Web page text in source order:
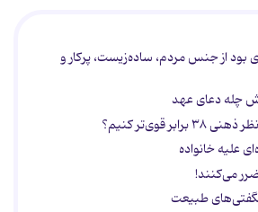
بود از جنس مردم، ساده‌زیست، پرکار و
چله دعای عهد
قوی‌تر کنیم؟
ضرر می‌کنند!
طبیعت